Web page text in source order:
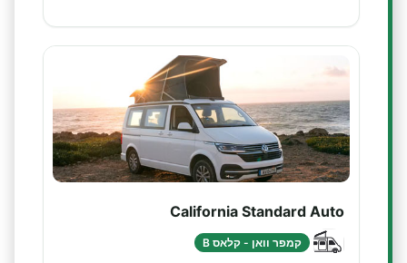
California Standard Auto
קמפר וואן - קלאס B